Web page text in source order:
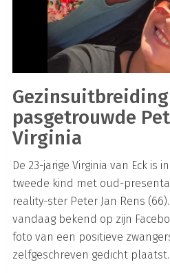
pasgetrouwde
Virginia
De 23-jarige Virginia van Eck is
tweede kind met oud-
reality-ster Peter Jan Rens
vandaag bekend op zijn
foto van een positieve
zelfgeschreven gedicht plaatst.